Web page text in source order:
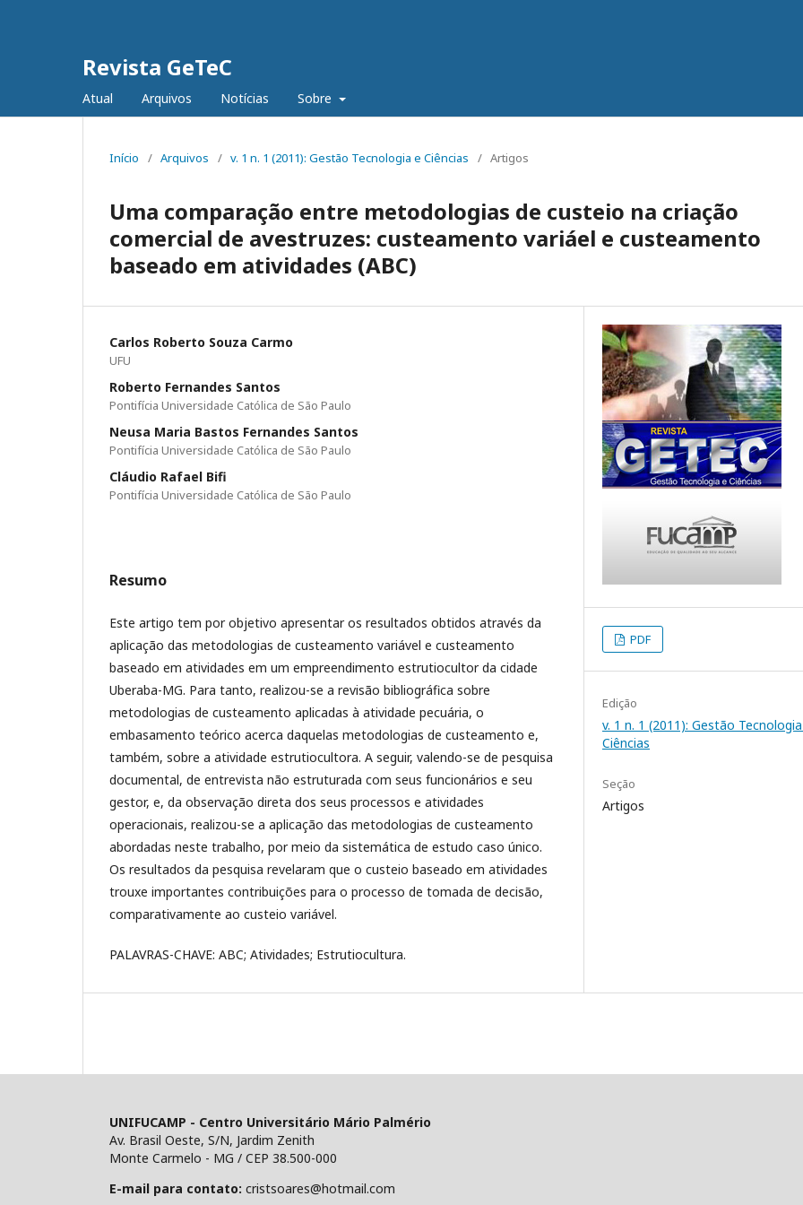
Revista GeTeC
Atual Arquivos Notícias Sobre
Início / Arquivos / v. 1 n. 1 (2011): Gestão Tecnologia e Ciências / Artigos
Uma comparação entre metodologias de custeio na criação
comercial de avestruzes: custeamento variáel e custeamento
baseado em atividades (ABC)
Carlos Roberto Souza Carmo
UFU
Roberto Fernandes Santos
Pontifícia Universidade Católica de São Paulo
Neusa Maria Bastos Fernandes Santos
Pontifícia Universidade Católica de São Paulo
Cláudio Rafael Bifi
Pontifícia Universidade Católica de São Paulo
Resumo
Este artigo tem por objetivo apresentar os resultados obtidos através da
aplicação das metodologias de custeamento variável e custeamento
baseado em atividades em um empreendimento estrutiocultor da cidade
Uberaba-MG. Para tanto, realizou-se a revisão bibliográfica sobre
metodologias de custeamento aplicadas à atividade pecuária, o
embasamento teórico acerca daquelas metodologias de custeamento e,
também, sobre a atividade estrutiocultora. A seguir, valendo-se de pesquisa
documental, de entrevista não estruturada com seus funcionários e seu
gestor, e, da observação direta dos seus processos e atividades
operacionais, realizou-se a aplicação das metodologias de custeamento
abordadas neste trabalho, por meio da sistemática de estudo caso único.
Os resultados da pesquisa revelaram que o custeio baseado em atividades
trouxe importantes contribuições para o processo de tomada de decisão,
comparativamente ao custeio variável.
PALAVRAS-CHAVE: ABC; Atividades; Estrutiocultura.
PDF
Edição
v. 1 n. 1 (2011): Gestão
Ciências
Seção
Artigos
UNIFUCAMP - Centro Universitário Mário Palmério
Av. Brasil Oeste, S/N, Jardim Zenith
Monte Carmelo - MG / CEP 38.500-000
E-mail para contato: cristsoares@hotmail.com